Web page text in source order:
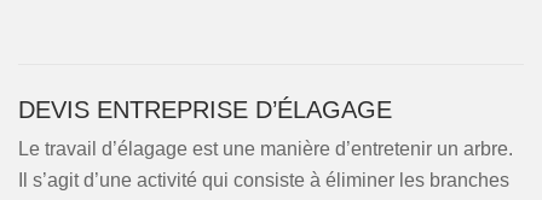
DEVIS ENTREPRISE D’ÉLAGAGE
Le travail d’élagage est une manière d’entretenir un arbre.
Il s’agit d’une activité qui consiste à éliminer les branches